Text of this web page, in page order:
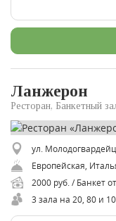
Ланжерон
Ресторан, Банкетный
ул.
Европейская,
2000 руб. / Банкет
3 зала на 20, 80 и